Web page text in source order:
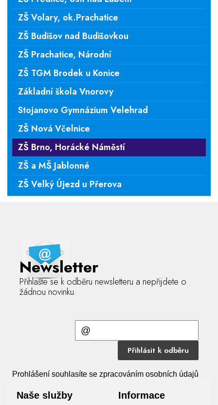
ZŠ Volary, ok.Prachatice
ZŠ Budišov nad Budišovkou
ZŠ Prachatice, Národní
ZŠ TGM Brodek u Konice
Základní škola Vnorovy
Stojanovo Gymnázium Velehrad
ZŠ Nová Včelnice
ZŠ Brno, Horácké Náměstí
ZŠ a MŠ Jablonné
ZŠ Velký Újezd u Přerova
Newsletter
Přihlašte se k odběru newsletteru a nepřijdete o
žádnou novinku.
Přihlásit k odběru
Prohlášení souhlasíte se zpracováním osobních údajů
Naše služby Informace